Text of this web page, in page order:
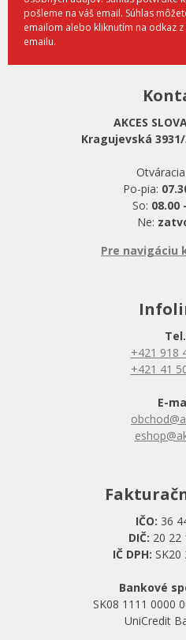
pošleme na váš email. Súhlas
emailom alebo kliknutím na odkaz
emailu.
AKCES
Kragujevská
Po-pia:
So: 08.00
Ne:
Pre navigáciu
+421 918
+421 41
E-
IČO: 36
DIČ: 20 22
IČ DPH: SK20
Bankové
SK08 1111 0000
UniCredit